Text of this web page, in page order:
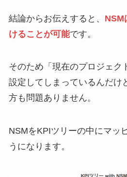
結論からお伝えすると、 NSM
けることが可能です。
そのため「現在のプロジェク
設定してしまっているんだけ
方も問題ありません。
NSMをKPIツリーの中にマッ
うになります。